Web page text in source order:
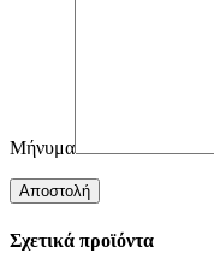
Μήνυμα
Σχετικά προϊόντα